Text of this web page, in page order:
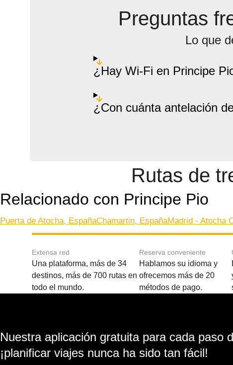
Preguntas
Lo que
¿Hay Wi-Fi en Principe
¿Con cuánta antelación
Rutas de
Relacionado con Principe Pio
Puerta de Atocha, EspañaChamartin, EspañaMadrid - Atocha
Extensa red
Una plataforma, más de 34
destinos, más de 700 rutas en
todo el mundo.
Reserva conveniente
Hablamos su idioma y
ofrecemos más de 20
métodos de pago.
Nuestra aplicación gratuita para cada paso
¡planificar viajes nunca ha sido tan fácil!